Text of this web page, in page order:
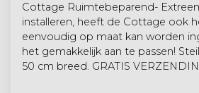
Cottage Ruimtebeparend-
installeren, heeft de Cottage ook
eenvoudig op maat kan worden
het gemakkelijk aan te passen!
50 cm breed. GRATIS